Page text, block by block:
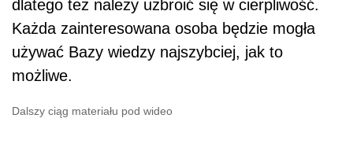
dlatego też należy uzbroić się w cierpliwość.
Każda zainteresowana osoba będzie mogła
używać Bazy wiedzy najszybciej, jak to
możliwe.
Dalszy ciąg materiału pod wideo